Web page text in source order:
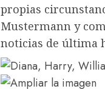
propias
Mustermann y
noticias de última